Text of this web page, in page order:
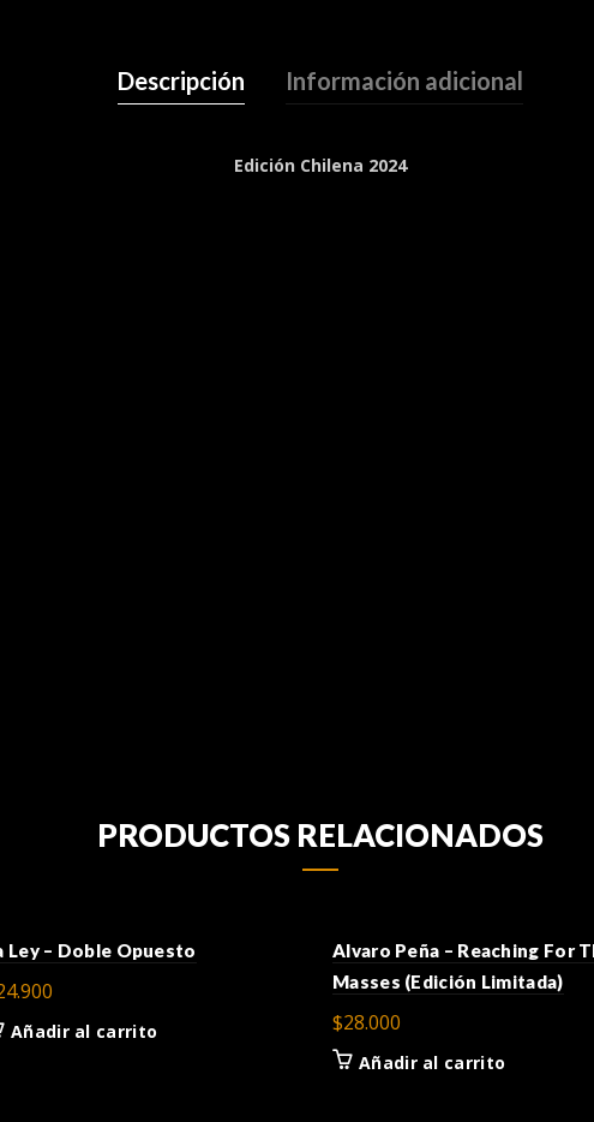
Descripción Información adicional
Edición Chilena 2024
PRODUCTOS RELACIONADOS
Ley – Doble Opuesto
Añadir al carrito
Alvaro Peña – Reaching For
Masses (Edición Limitada)
$28.000
Añadir al carrito